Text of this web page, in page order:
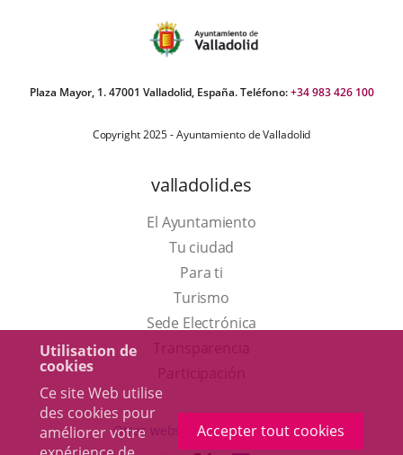
Utilisation de
cookies
Ce site Web utilise
des cookies pour
améliorer votre
Accepter tout cookies
Plaza Mayor, 1. 47001 Valladolid, España. Teléfono:+34 983 426 100
Copyright 2025 - Ayuntamiento de Valladolid
valladolid.es
El Ayuntamiento
Tu ciudad
Para ti
TurismoEste
enlace
una
ventana
Sede Electrónica
externa.
Otras webs del ayuntamiento